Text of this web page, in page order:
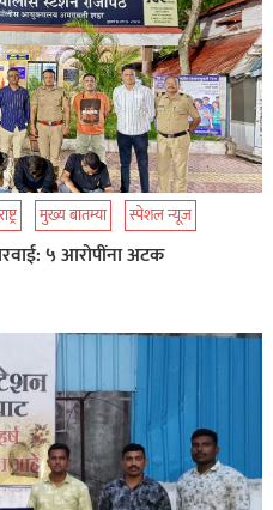
मुख्य बातम्या स्पेशल न्यूज
५ आरोपींना अटक